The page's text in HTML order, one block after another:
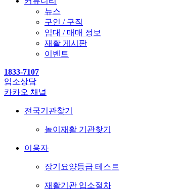
뉴스
구인 / 구직
임대 / 매매 정보
재활 게시판
이벤트
1833-7107
입소상담
카카오 채널
전국기관찾기
놀이재활 기관찾기
이용자
장기요양등급 테스트
재활기관 입소절차